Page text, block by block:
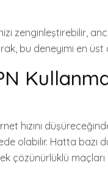
zenginleştirebilir,
bu deneyimi en üst
hızını
olabilir. Hatta bazı
çözünürlüklü